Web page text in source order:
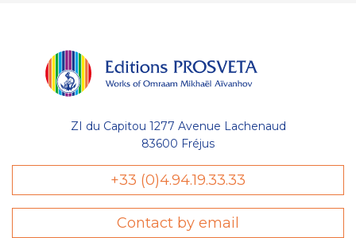
des Cookies
Les Éditions Prosveta utilisent des
ZI du Capitou 1277 Avenue Lachenaud
83600 Fréjus
+33 (0)4.94.19.33.33
Contact by email